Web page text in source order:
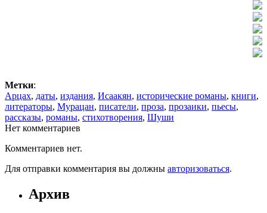
Метки:
Арцах, даты, издания, Исаакян, исторические романы, книги,
литераторы, Мурацан, писатели, проза, прозаики, пьесы,
рассказы, романы, стихотворения, Шуши
Нет комментариев
Комментариев нет.
Для отправки комментария вы должны авторизоваться.
Архив